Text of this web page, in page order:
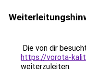
Die von dir
https://vorota-
weiterzuleiten.